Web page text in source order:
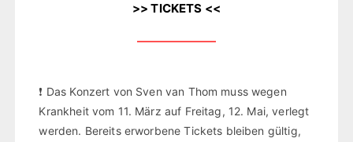
>> TICKETS <<
❗ Das Konzert von Sven van Thom muss wegen
Krankheit vom 11. März auf Freitag, 12. Mai, verlegt
werden. Bereits erworbene Tickets bleiben gültig,